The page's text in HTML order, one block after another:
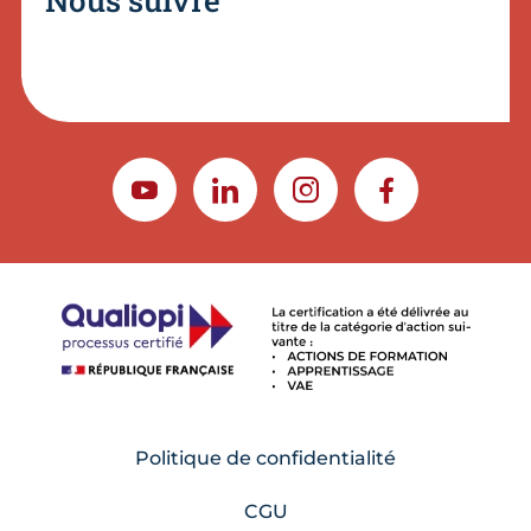
YOUTUBELINKEDININSTAGRAMFACEBOOK
Politique de confidentialité
CGU